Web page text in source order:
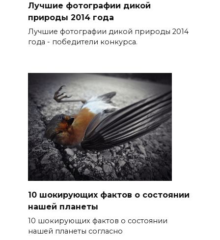
Лучшие фотографии дикой
природы 2014 года
Лучшие фотографии дикой природы 2014
года - победители конкурса.
10 шокирующих фактов о состоянии
нашей планеты
10 шокирующих фактов о состоянии
нашей планеты согласно